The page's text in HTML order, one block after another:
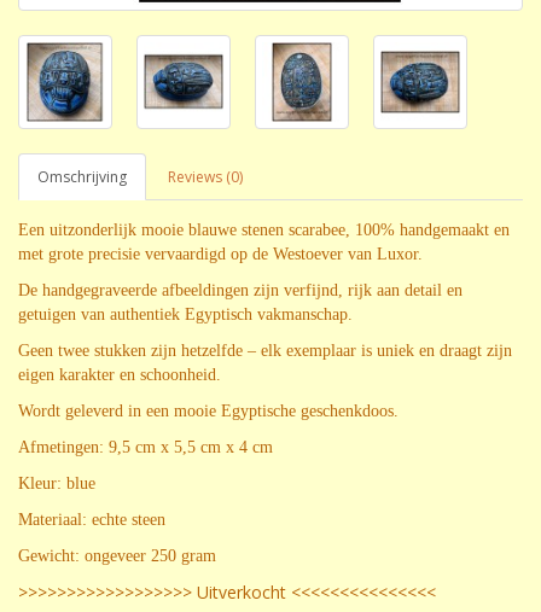
Omschrijving Reviews (0)
Een uitzonderlijk mooie blauwe stenen scarabee, 100% handgemaakt en
met grote precisie vervaardigd op de Westoever van Luxor.
De handgegraveerde afbeeldingen zijn verfijnd, rijk aan detail en
getuigen van authentiek Egyptisch vakmanschap.
Geen twee stukken zijn hetzelfde – elk exemplaar is uniek en draagt zijn
eigen karakter en schoonheid.
Wordt geleverd in een mooie Egyptische geschenkdoos.
Afmetingen: 9,5 cm x 5,5 cm x 4 cm
Kleur: blue
Materiaal: echte steen
Gewicht: ongeveer 250 gram
>>>>>>>>>>>>>>>>>> Uitverkocht <<<<<<<<<<<<<<<